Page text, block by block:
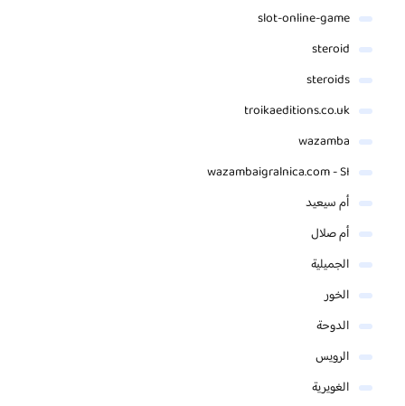
slot-online-game
steroid
steroids
troikaeditions.co.uk
wazamba
wazambaigralnica.com - SI
أم سيعيد
أم صلال
الجميلية
الخور
الدوحة
الرويس
الغويرية